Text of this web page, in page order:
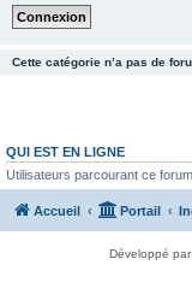
Cette catégorie n’a pas de
QUI EST EN LIGNE
Utilisateurs parcourant ce
Accueil Portail
Développé par